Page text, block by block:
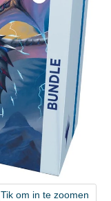
Tik om in te zoomen